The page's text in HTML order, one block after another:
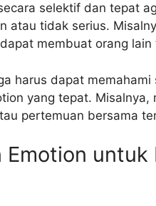
selektif dan tepat
atau tidak serius.
membuat orang
harus dapat
yang tepat.
pertemuan bersama
Emotion